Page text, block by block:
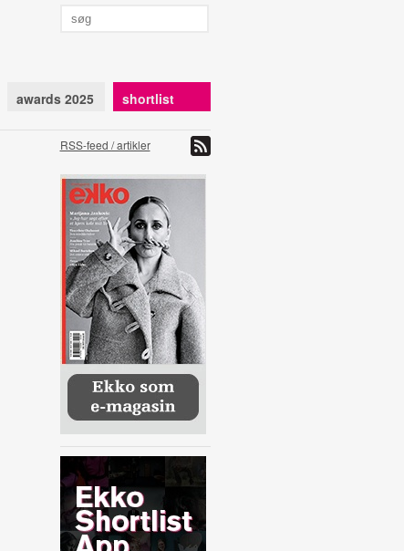
awards 2025 shortlist
RSS-feed / artikler